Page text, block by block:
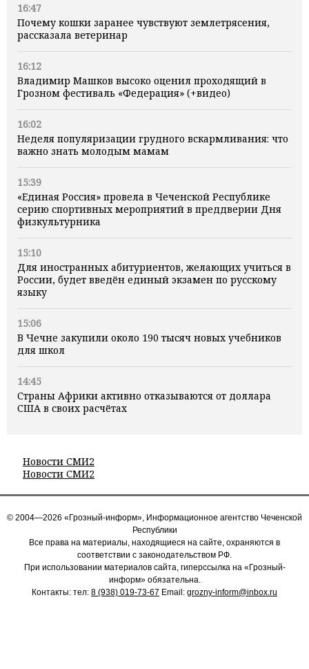
16:47
Почему кошки заранее чувствуют землетрясения,
рассказала ветеринар
16:12
Владимир Машков высоко оценил проходящий в
Грозном фестиваль «Федерация» (+видео)
16:02
Неделя популяризации грудного вскармливания: что
важно знать молодым мамам
15:39
«Единая Россия» провела в Чеченской Республике
серию спортивных мероприятий в преддверии Дня
физкультурника
15:10
Для иностранных абитуриентов, желающих учиться в
России, будет введён единый экзамен по русскому
языку
15:06
В Чечне закупили около 190 тысяч новых учебников
для школ
14:45
Страны Африки активно отказываются от доллара
США в своих расчётах
Новости СМИ2
Новости СМИ2
© 2004—2026 «Грозный-информ», Информационное агентство Чеченской
Республики
Все права на материалы, находящиеся на сайте, охраняются в
соответствии с законодательством РФ.
При использовании материалов сайта, гиперссылка на «Грозный-
информ» обязательна.
Контакты: тел: 8 (938) 019-73-67 Email: grozny-inform@inbox.ru